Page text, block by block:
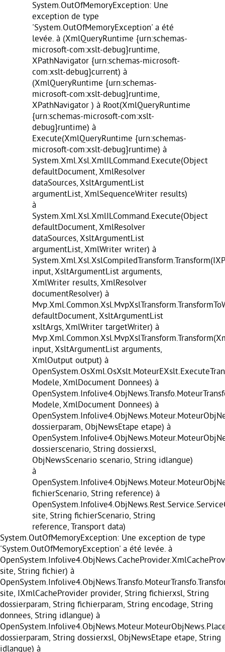
System.OutOfMemoryException: Une
exception de type
'System.OutOfMemoryException' a été
levée. à (XmlQueryRuntime {urn:schemas-
microsoft-com:xslt-debug}runtime,
XPathNavigator {urn:schemas-microsoft-
com:xslt-debug}current) à
(XmlQueryRuntime {urn:schemas-
microsoft-com:xslt-debug}runtime,
XPathNavigator ) à Root(XmlQueryRuntime
{urn:schemas-microsoft-com:xslt-
debug}runtime) à
Execute(XmlQueryRuntime {urn:schemas-
microsoft-com:xslt-debug}runtime) à
System.Xml.Xsl.XmlILCommand.Execute(Object
defaultDocument, XmlResolver
dataSources, XsltArgumentList
argumentList, XmlSequenceWriter results)
à
System.Xml.Xsl.XmlILCommand.Execute(Object
defaultDocument, XmlResolver
dataSources, XsltArgumentList
argumentList, XmlWriter writer) à
input, XsltArgumentList arguments,
XmlWriter results, XmlResolver
documentResolver) à
defaultDocument, XsltArgumentList
xsltArgs, XmlWriter targetWriter) à
input, XsltArgumentList arguments,
XmlOutput output) à
Modele, XmlDocument Donnees) à
Modele, XmlDocument Donnees) à
dossierparam, ObjNewsEtape etape) à
dossierscenario, String dossierxsl,
ObjNewsScenario scenario, String idlangue)
à
fichierScenario, String reference) à
site, String fichierScenario, String
reference, Transport data)
System.OutOfMemoryException: Une exception de type
'System.OutOfMemoryException' a été levée. à
site, String fichier) à
site, IXmlCacheProvider provider, String fichierxsl, String
dossierparam, String fichierparam, String encodage, String
donnees, String idlangue) à
dossierparam, String dossierxsl, ObjNewsEtape etape, String
idlangue) à